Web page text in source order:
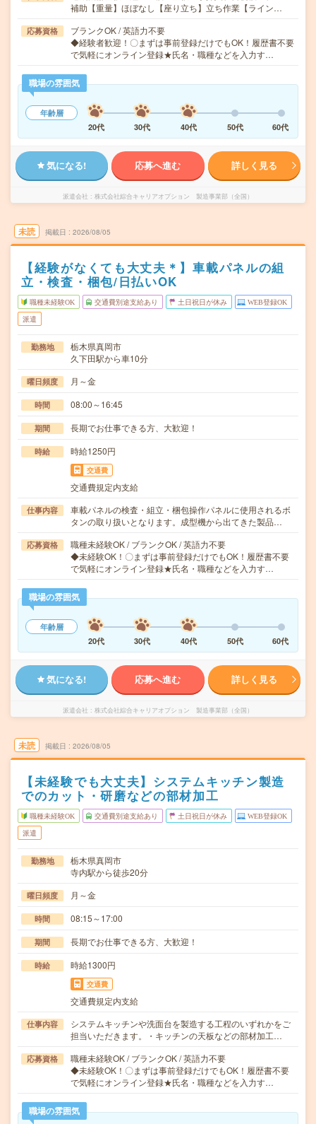
補助【重量】ほぼなし【座り立ち】立ち作業【ライン…
応募資格
ブランクOK / 英語力不要
◆経験者歓迎！〇まずは事前登録だけでもOK！履歴書不要
で気軽にオンライン登録★氏名・職種などを入力す…
職場の雰囲気
年齢層
20代
30代 40代 50代 60代
気になる! 応募へ進む 詳しく見る
派遣会社 株式会社綜合キャリアオプション 製造事業部（全国）
未読 掲載日 2026/08/05
【経験がなくても大丈夫＊】車載パネルの組
立・検査・梱包/日払いOK
職種未経験OK 交通費別途支給あり 土日祝日が休み WEB登録OK
派遣
勤務地
栃木県真岡市
久下田駅から車10分
曜日頻度 月～金
時間 08:00～16:45
期間 長期でお仕事できる方、大歓迎！
時給 時給1250円
交通費
交通費規定内支給
仕事内容
車載パネルの検査・組立・梱包操作パネルに使用されるボ
タンの取り扱いとなります。成型機から出てきた製品…
応募資格
職種未経験OK / ブランクOK / 英語力不要
◆未経験OK！〇まずは事前登録だけでもOK！履歴書不要
で気軽にオンライン登録★氏名・職種などを入力す…
職場の雰囲気
年齢層
20代
30代 40代 50代 60代
気になる! 応募へ進む 詳しく見る
派遣会社 株式会社綜合キャリアオプション 製造事業部（全国）
未読 掲載日 2026/08/05
【未経験でも大丈夫】システムキッチン製造
でのカット・研磨などの部材加工
職種未経験OK 交通費別途支給あり 土日祝日が休み WEB登録OK
派遣
勤務地
栃木県真岡市
寺内駅から徒歩20分
曜日頻度 月～金
時間 08:15～17:00
期間 長期でお仕事できる方、大歓迎！
時給 時給1300円
交通費
交通費規定内支給
仕事内容
システムキッチンや洗面台を製造する工程のいずれかをご
担当いただきます。・キッチンの天板などの部材加工…
応募資格
職種未経験OK / ブランクOK / 英語力不要
◆未経験OK！〇まずは事前登録だけでもOK！履歴書不要
で気軽にオンライン登録★氏名・職種などを入力す…
職場の雰囲気